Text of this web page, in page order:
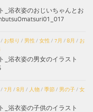
_浴衣姿のおじいちゃんとお
/ お祭り / 男性 / 女性 / 7月 / 8月 / お
_浴衣姿の男女のイラスト
/ 7月 / 8月 / 人物/ 季節/ 男の子/ 女
_浴衣姿の子供のイラスト